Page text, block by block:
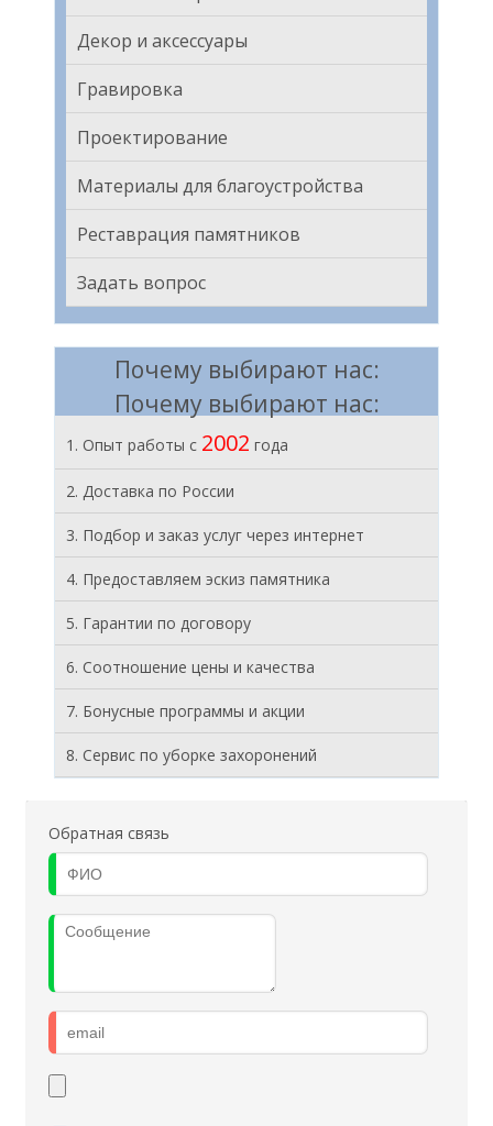
Декор и аксессуары
Гравировка
Проектирование
Материалы для благоустройства
Реставрация памятников
Задать вопрос
Почему выбирают нас:
Почему выбирают нас:
1. Опыт работы с 2002 года
2. Доставка по России
3. Подбор и заказ услуг через интернет
4. Предоставляем эскиз памятника
5. Гарантии по договору
6. Соотношение цены и качества
7. Бонусные программы и акции
8. Cервис по уборке захоронений
Обратная связь